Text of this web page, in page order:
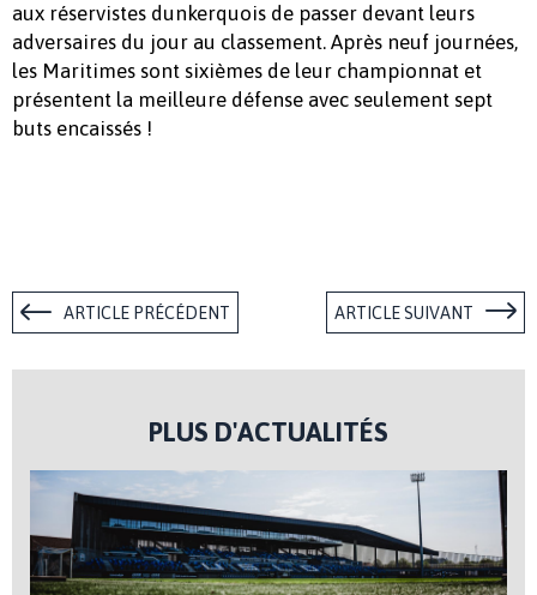
aux réservistes dunkerquois de passer devant leurs
adversaires du jour au classement. Après neuf journées,
les Maritimes sont sixièmes de leur championnat et
présentent la meilleure défense avec seulement sept
buts encaissés !
ARTICLE PRÉCÉDENT ARTICLE SUIVANT
PLUS D'ACTUALITÉS